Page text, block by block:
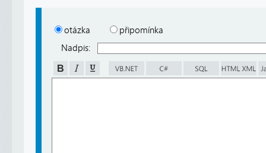
otázka
připomínka
Nadpis: